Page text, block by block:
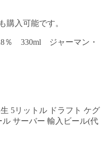
購入可能です。
％ 330ml ジャーマン・
5リットル ドラフト ケグ
サーバー 輸入ビール(代